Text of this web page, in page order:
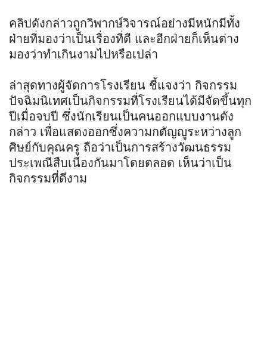
คลิปดังกล่าวถูกวิพากษ์วิจารณ์อย่างมีหนักมีทั้ง
ฝ่ายที่มองว่าเป็นเรื่องที่ดี และอีกฝ่ายก็เห็นต่าง
มองว่าทำเกินงามไปหรือเปล่า
ล่าสุดทางผู้จัดการโรงเรียน ชี้แจงว่า กิจกรรม
ปัจฉิมนิเทศเป็นกิจกรรมที่โรงเรียนได้มีจัดขึ้นทุก
ปีเมื่อจบปี ซึ่งนักเรียนเป็นคนออกแบบงานดัง
กล่าว เพื่อแสดงออกซึ่งความกตัญญูระหว่างลูก
ศิษย์กับคุณครู ถือว่าเป็นการสร้างวัฒนธรรม
ประเพณีสืบเนื่องกันมาโดยตลอด เห็นว่าเป็น
กิจกรรมที่ดีงาม